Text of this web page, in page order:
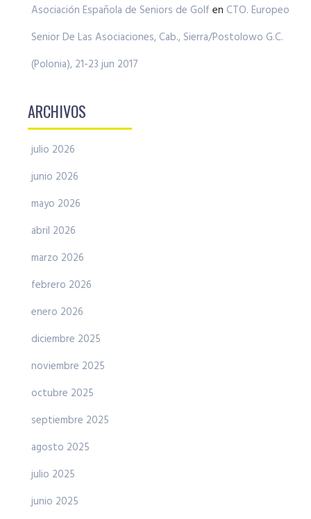
Asociación Española de Seniors de Golf en CTO. Europeo
Senior De Las Asociaciones, Cab., Sierra/Postolowo G.C.
(Polonia), 21-23 jun 2017
ARCHIVOS
julio 2026
junio 2026
mayo 2026
abril 2026
marzo 2026
febrero 2026
enero 2026
diciembre 2025
noviembre 2025
octubre 2025
septiembre 2025
agosto 2025
julio 2025
junio 2025